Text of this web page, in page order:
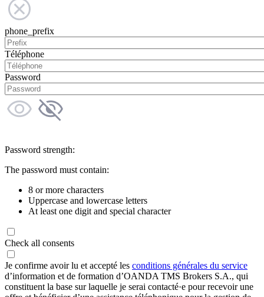
phone_prefix
Téléphone
Password
Password strength:
The password must contain:
8 or more characters
Uppercase and lowercase letters
At least one digit and special character
Check all consents
Je confirme avoir lu et accepté les conditions générales du service
d’information et de formation d’OANDA TMS Brokers S.A., qui
constituent la base sur laquelle je serai contacté·e pour recevoir une